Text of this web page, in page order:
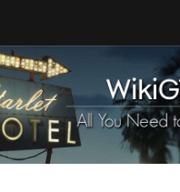
Accueil
Sortie de GTA 6
GTA 6 (carte)
GTA 6 Véhicules